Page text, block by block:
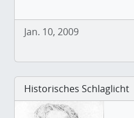
Jan. 10, 2009
Historisches Schlaglicht